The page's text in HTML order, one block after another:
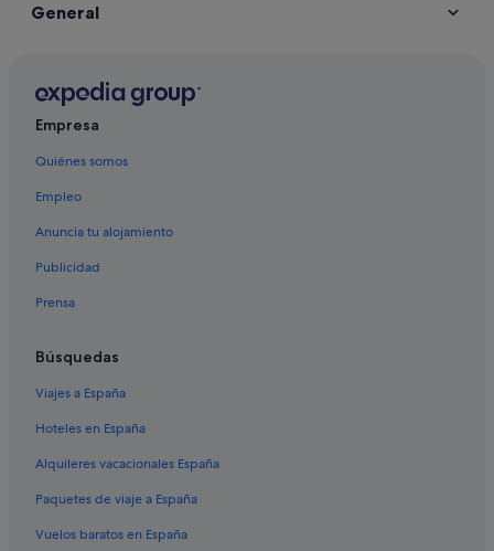
General
Empresa
Quiénes somos
Empleo
Anuncia tu alojamiento
Publicidad
Prensa
Búsquedas
Viajes a España
Hoteles en España
Alquileres vacacionales España
Paquetes de viaje a España
Vuelos baratos en España